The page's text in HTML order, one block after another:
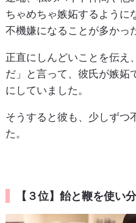
ちゃめちゃ嫉妬するように
不機嫌になることが多かっ
正直にしんどいことを伝え
だ」と言って、彼氏が嫉妬
にしていました。
そうすると彼も、少しずつ
た。
【３位】飴と鞭を使い